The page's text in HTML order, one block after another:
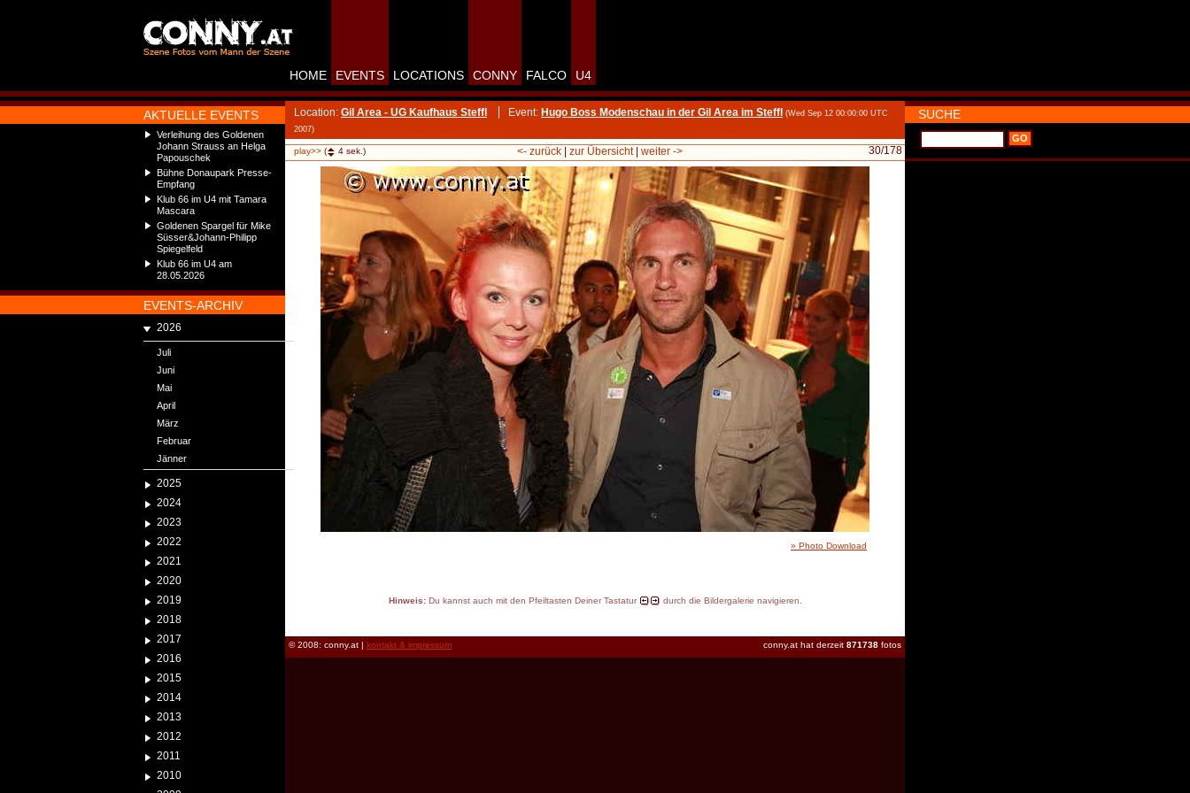
AKTUELLE EVENTS
Verleihung des Goldenen
Johann Strauss an Helga
Papouschek
Bühne Donaupark Presse-
Empfang
Klub 66 im U4 mit Tamara
Mascara
Goldenen Spargel für Mike
Süsser&Johann-Philipp
Spiegelfeld
Klub 66 im U4 am
28.05.2026
EVENTS-ARCHIV
2026
Juli
Juni
Mai
April
März
Februar
Jänner
2025
2024
2023
2022
2021
2020
2019
2018
2017
2016
2015
2014
2013
2012
2011
2010
HOME EVENTS LOCATIONS CONNY FALCO U4
Location: Gil Area - UG Kaufhaus Steffl Event: Hugo Boss Modenschau in der Gil Area im Steffl (Wed Sep 12 00:00:00 UTC
2007)
play>> ( 4 sek.) 30/178
<- zurück| zur Übersicht| weiter ->
» Photo Download
Hinweis:Du kannst auch mit den Pfeiltasten Deiner Tastatur durch die Bildergalerie navigieren.
conny.at hat derzeit 871738 fotos
© 2008: conny.at | kontakt & impressum
SUCHE